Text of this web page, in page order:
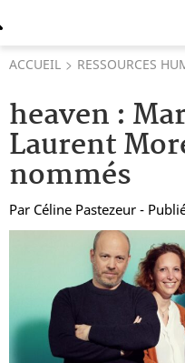
ACCUEIL RESSOURCES
heaven :
Laurent
nommés
Par Céline Pastezeur -